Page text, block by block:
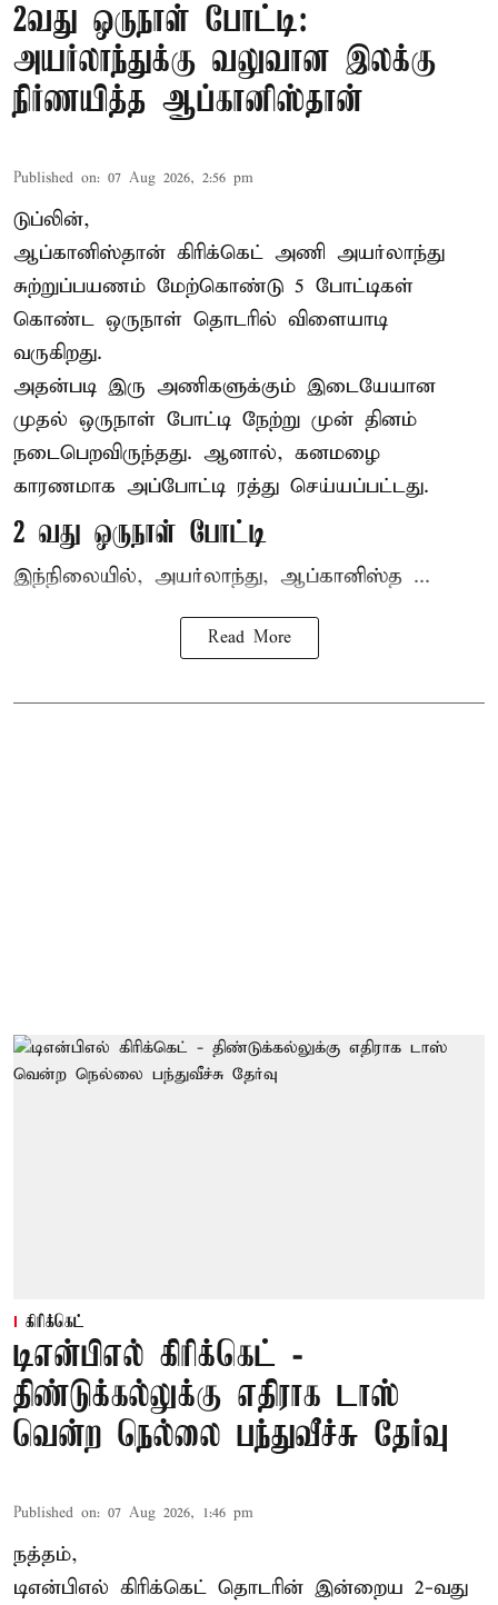
2வது ஒருநாள் போட்டி:
அயர்லாந்துக்கு வலுவான இலக்கு
நிர்ணயித்த ஆப்கானிஸ்தான்
Published on: 07 Aug 2026, 2:56 pm
டுப்லின்,
ஆப்கானிஸ்தான் கிரிக்கெட் அணி அயர்லாந்து
சுற்றுப்பயணம் மேற்கொண்டு 5 போட்டிகள்
கொண்ட ஒருநாள் தொடரில் விளையாடி
வருகிறது.
அதன்படி இரு அணிகளுக்கும் இடையேயான
முதல் ஒருநாள் போட்டி நேற்று முன் தினம்
நடைபெறவிருந்தது. ஆனால், கனமழை
காரணமாக அப்போட்டி ரத்து செய்யப்பட்டது.
2 வது ஒருநாள் போட்டி
இந்நிலையில், அயர்லாந்து, ஆப்கானிஸ்த ...
Read More
கிரிக்கெட்
டிஎன்பிஎல் கிரிக்கெட் -
திண்டுக்கல்லுக்கு எதிராக டாஸ்
வென்ற நெல்லை பந்துவீச்சு தேர்வு
Published on: 07 Aug 2026, 1:46 pm
நத்தம்,
டிஎன்பிஎல் கிரிக்கெட் தொடரின் இன்றைய 2-வது